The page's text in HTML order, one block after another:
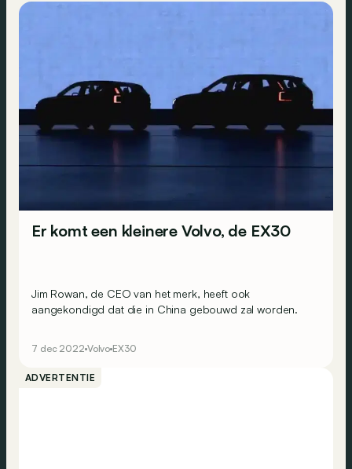
Er komt een kleinere Volvo, de EX30
Jim Rowan, de CEO van het merk, heeft ook
aangekondigd dat die in China gebouwd zal worden.
7 dec 2022 Volvo EX30
ADVERTENTIE